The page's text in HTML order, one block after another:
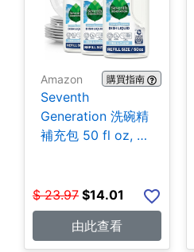
Amazon 購買指南
Seventh
Generation 洗碗精
補充包 50 fl oz, 3
$ 23.97 $14.01
由此查看